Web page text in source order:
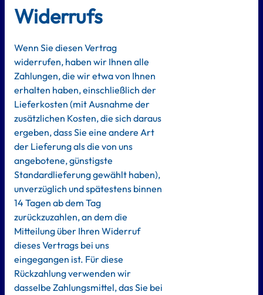
Widerrufs
Wenn Sie diesen Vertrag
widerrufen, haben wir Ihnen alle
Zahlungen, die wir etwa von Ihnen
erhalten haben, einschließlich der
Lieferkosten (mit Ausnahme der
zusätzlichen Kosten, die sich daraus
ergeben, dass Sie eine andere Art
der Lieferung als die von uns
angebotene, günstigste
Standardlieferung gewählt haben),
unverzüglich und spätestens binnen
14 Tagen ab dem Tag
zurückzuzahlen, an dem die
Mitteilung über Ihren Widerruf
dieses Vertrags bei uns
eingegangen ist. Für diese
Rückzahlung verwenden wir
dasselbe Zahlungsmittel, das Sie bei